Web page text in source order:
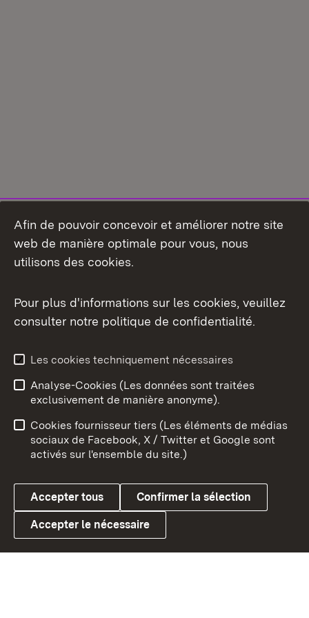
Aperçu des thèmes
Link zum Landesportal
Conseils d'utilisation
Confidentialité
Cookies
Afin de pouvoir concevoir et améliorer notre site
web de manière optimale pour vous, nous
utilisons des cookies.
Pour plus d'informations sur les cookies, veuillez
consulter notre politique de confidentialité.
Les cookies techniquement nécessaires
Analyse-Cookies (Les données sont traitées
exclusivement de manière anonyme).
Cookies fournisseur tiers (Les éléments de médias
sociaux de Facebook, X / Twitter et Google sont
activés sur l'ensemble du site.)
Accepter tous Confirmer la sélection
Accepter le nécessaire